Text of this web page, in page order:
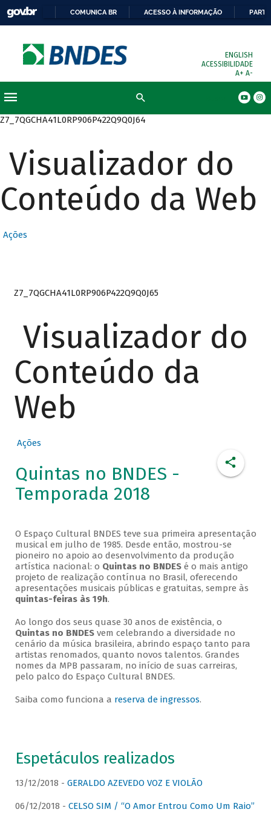
COMUNICA BR ACESSO À INFORMAÇÃO
ENGLISH
ACESSIBILIDADE
A+ A-
Z7_7QGCHA41L0RP906P422Q9Q0J64
Visualizador do
Conteúdo da Web
Ações
Z7_7QGCHA41L0RP906P422Q9Q0J65
Visualizador do
Conteúdo da
Web
Ações
Quintas no BNDES -
Temporada 2018
O Espaço Cultural BNDES teve sua primeira apresentação
musical em julho de 1985. Desde então, mostrou-se
pioneiro no apoio ao desenvolvimento da produção
artística nacional: o Quintas no BNDESé o mais antigo
projeto de realização contínua no Brasil, oferecendo
apresentações musicais públicas e gratuitas, sempre às
quintas-feiras às 19h.
Ao longo dos seus quase 30 anos de existência, o
Quintas no BNDESvem celebrando a diversidade no
cenário da música brasileira, abrindo espaço tanto para
artistas renomados, quanto novos talentos. Grandes
nomes da MPB passaram, no início de suas carreiras,
pelo palco do Espaço Cultural BNDES.
Saiba como funciona a reserva de ingressos.
Espetáculos realizados
13/12/2018 - GERALDO AZEVEDO VOZ E VIOLÃO
06/12/2018 - CELSO SIM / “O Amor Entrou Como Um Raio”